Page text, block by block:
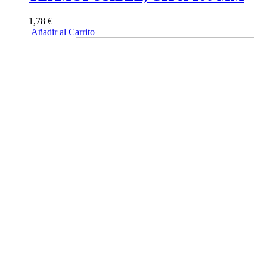
1,78 €
Añadir al Carrito